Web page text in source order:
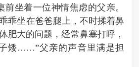
前坐着一位神情焦虑的父亲。
乖坐在爸爸腿上，不时揉着鼻
肥大的问题，经常鼻塞打呼，
矮……”父亲的声音里满是担